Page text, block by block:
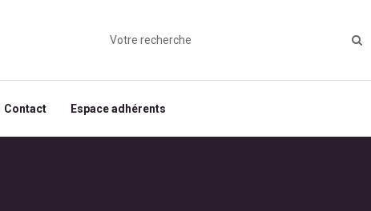
Contact Espace adhérents